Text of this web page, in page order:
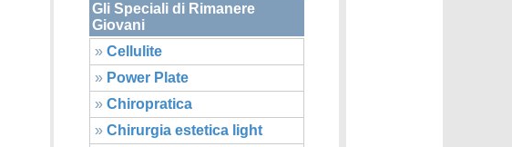
Gli Speciali di Rimanere
Giovani
» Cellulite
» Power Plate
» Chiropratica
» Chirurgia estetica light